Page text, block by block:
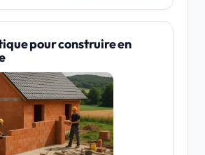
pour construire en